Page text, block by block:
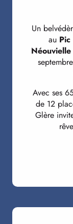
Un
au
Néouvielle
Avec ses
de 12
Glère